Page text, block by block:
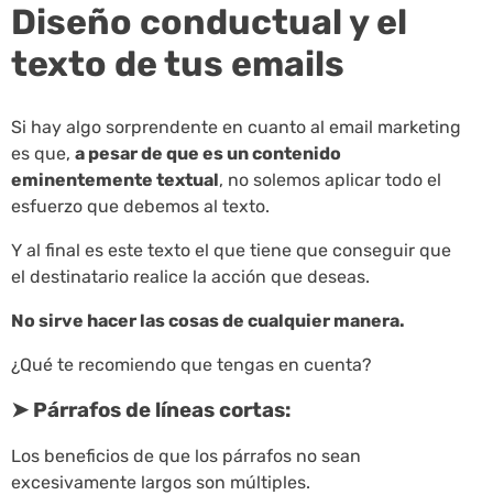
Diseño conductual y el
texto de tus emails
Si hay algo sorprendente en cuanto al email marketing
es que, a pesar de que es un contenido
eminentemente textual, no solemos aplicar todo el
esfuerzo que debemos al texto.
Y al final es este texto el que tiene que conseguir que
el destinatario realice la acción que deseas.
No sirve hacer las cosas de cualquier manera.
¿Qué te recomiendo que tengas en cuenta?
➤ Párrafos de líneas cortas:
Los beneficios de que los párrafos no sean
excesivamente largos son múltiples.